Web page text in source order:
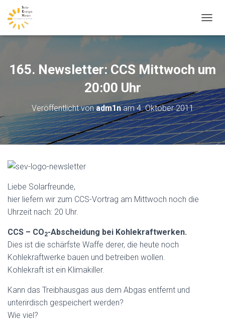
A
I
A
I
O
N
U
M
S
165. Newsletter: CCS Mittwoch um
20:00 Uhr
Veröffentlicht vonadm1nam4. Oktober 2011
Liebe Solarfreunde,
hier liefern wir zum CCS-Vortrag am Mittwoch noch die
Uhrzeit nach: 20 Uhr.
CCS – CO2-Abscheidung bei Kohlekraftwerken.
Dies ist die schärfste Waffe derer, die heute noch
Kohlekraftwerke bauen und betreiben wollen.
Kohlekraft ist ein Klimakiller.
Kann das Treibhausgas aus dem Abgas entfernt und
unterirdisch gespeichert werden?
Wie viel?